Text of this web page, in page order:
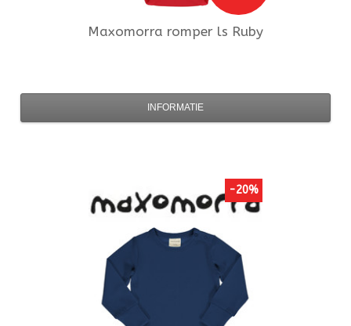
Maxomorra romper ls Ruby
INFORMATIE
-20%